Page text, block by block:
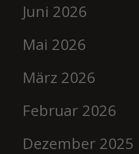
Juni 2026
Mai 2026
März 2026
Februar 2026
Dezember 2025